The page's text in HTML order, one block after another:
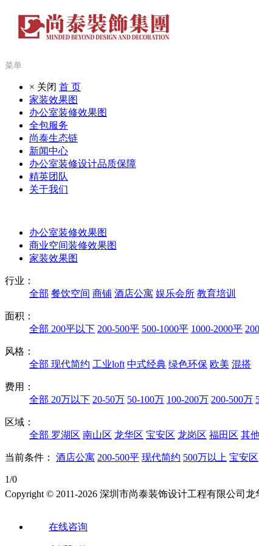
菜单
× 关闭 首 页
家装效果图
办公室装修效果图
全包服务
尚泰生态链
新闻中心
办公室装修设计品质保障
精英团队
关于我们
办公室装修效果图
商业空间装修效果图
家装效果图
行业：
全部 餐饮空间 商铺 酒店公寓 娱乐会所 教育培训
面积：
全部 200平以下 200-500平 500-1000平 1000-2000平
风格：
全部 现代简约 工业loft 中式经典 绿色环保 欧美 混搭
费用：
全部 20万以下 20-50万 50-100万 100-200万 200-500万
区域：
全部 罗湖区 南山区 龙华区 宝安区 龙岗区 福田区 其
当前条件： 酒店公寓 200-500平 现代简约 500万以上 宝安区
1/0
Copyright © 2011-2026 深圳市尚泰装饰设计工程有限公司
在线咨询